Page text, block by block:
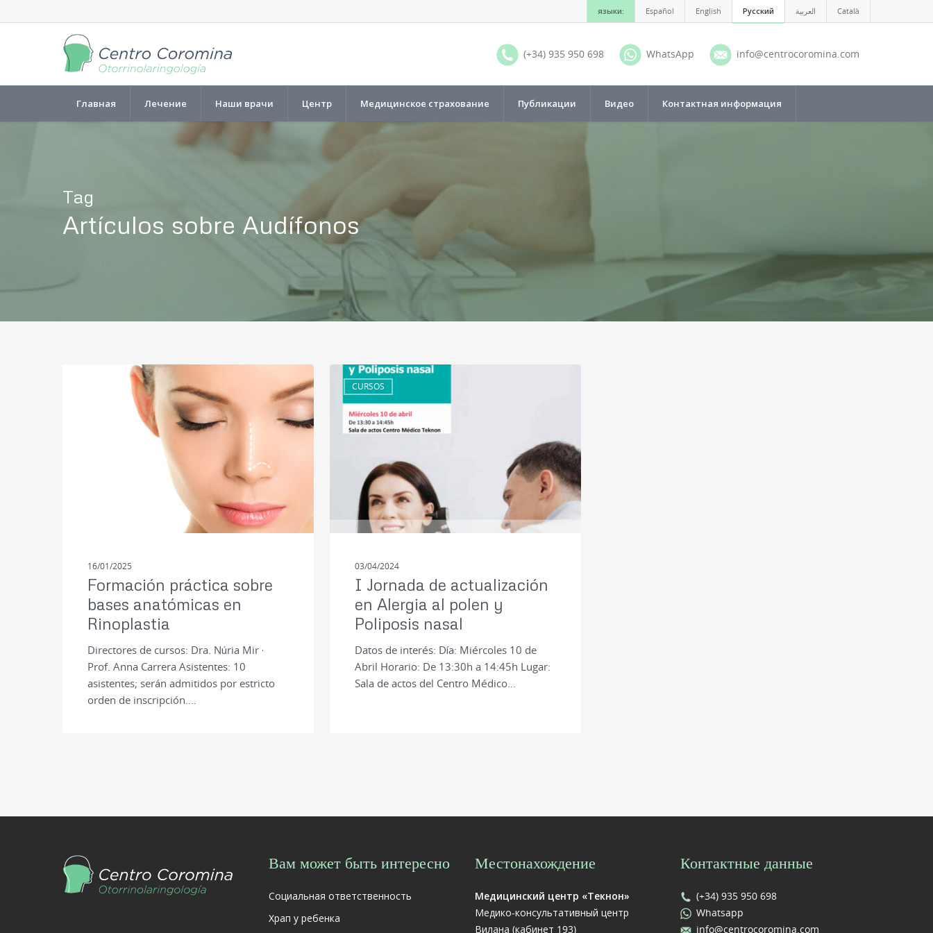
языки: Español English Русский العربية Català
(+34) 935 950 698 WhatsApp info@centrocoromina.com
Главная Лечение Наши врачи Центр Медицинское страхование Публикации Видео Контактная информация
Tag
Artículos sobre Audífonos
16/01/2025
Formación práctica sobre
bases anatómicas en
Rinoplastia
Directores de cursos: Dra. Núria Mir ·
Prof. Anna Carrera Asistentes: 10
asistentes; serán admitidos por estricto
orden de inscripción.…
CURSOS
03/04/2024
I Jornada de actualización
en Alergia al polen y
Poliposis nasal
Datos de interés: Día: Miércoles 10 de
Abril Horario: De 13:30h a 14:45h Lugar:
Sala de actos del Centro Médico…
Вам может быть интересно
Социальная ответственность
Храп у ребенка
Местонахождение
Медицинский центр «Текнон»
Медико-консультативный центр
Вилана (кабинет 193)
Контактные данные
(+34) 935 950 698
Whatsapp
info@centrocoromina.com